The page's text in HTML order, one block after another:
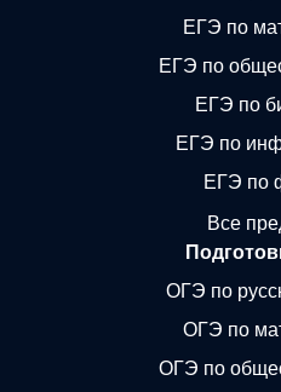
ЕГЭ по
ЕГЭ по
ЕГЭ по
ЕГЭ по
ЕГЭ по
Все
ОГЭ по
ОГЭ по
ОГЭ по